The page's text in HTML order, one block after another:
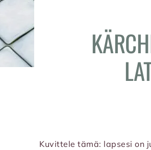
Kuvittele tämä: lapsesi on